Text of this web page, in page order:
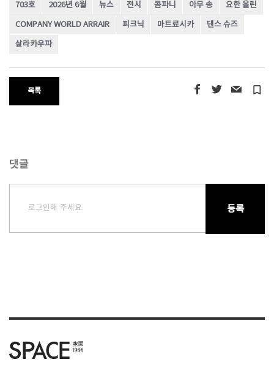
703호 2026년 6월 뉴스 전시 콤파니 아무 송 요한 올린
COMPANY WORLD ARRAIR 피크닉 마트료시카 댄스 슈즈
살라카우파
목록 turned_in_not
댓글
로그인해 주세요. 등록